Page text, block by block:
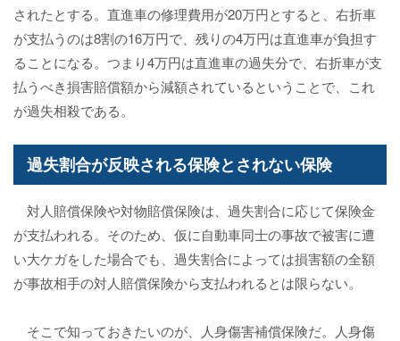
されたとする。直進車の修理費用が20万円とすると、右折車
が支払うのは8割の16万円で、残りの4万円は直進車が負担す
ることになる。つまり4万円は直進車の過失分で、右折車が支
払うべき損害賠償額から減額されているということで、これ
が過失相殺である。
過失割合が反映される保険とされない保険
対人賠償保険や対物賠償保険は、過失割合に応じて保険金
が支払われる。そのため、仮に自動車同士の事故で被害に遭
い大ケガをした場合でも、過失割合によっては損害額の全額
が事故相手の対人賠償保険から支払われるとは限らない。
そこで知っておきたいのが、人身傷害補償保険だ。人身傷